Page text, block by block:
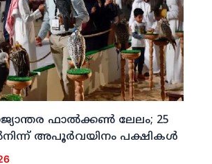
ഫാല്‍ക്കണ്‍ ലേലം; 25
അപൂര്‍വയിനം പക്ഷികള്‍